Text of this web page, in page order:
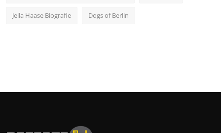
Jella Haase Biografie Dogs of Berlin